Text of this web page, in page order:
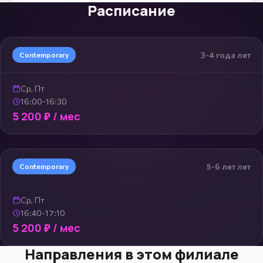
Расписание
Contemporary 3-4 года лет
Ср, Пт
16:00-16:30
5 200 ₽ / мес
Contemporary 5-6 лет лет
Ср, Пт
16:40-17:10
5 200 ₽ / мес
Направления в этом филиале